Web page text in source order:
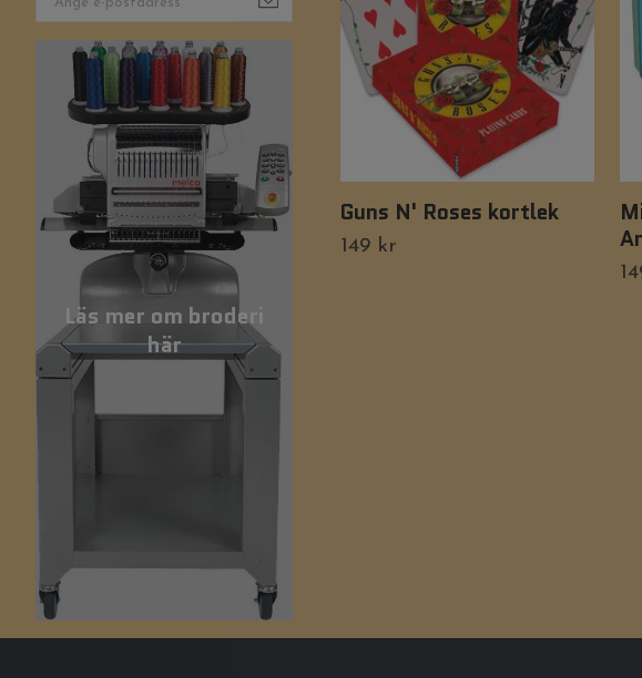
Läs mer om broderi
här
Guns N' Roses kortlek
149 kr